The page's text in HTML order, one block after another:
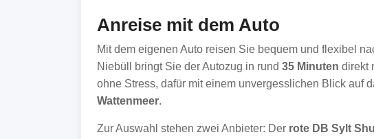
Anreise mit dem Auto
Mit dem eigenen Auto reisen Sie bequem und flexibel
Niebüll bringt Sie der Autozug in rund 35 Minuten direkt
ohne Stress, dafür mit einem unvergesslichen Blick auf
Wattenmeer.
Zur Auswahl stehen zwei Anbieter: Der rote DB Sylt